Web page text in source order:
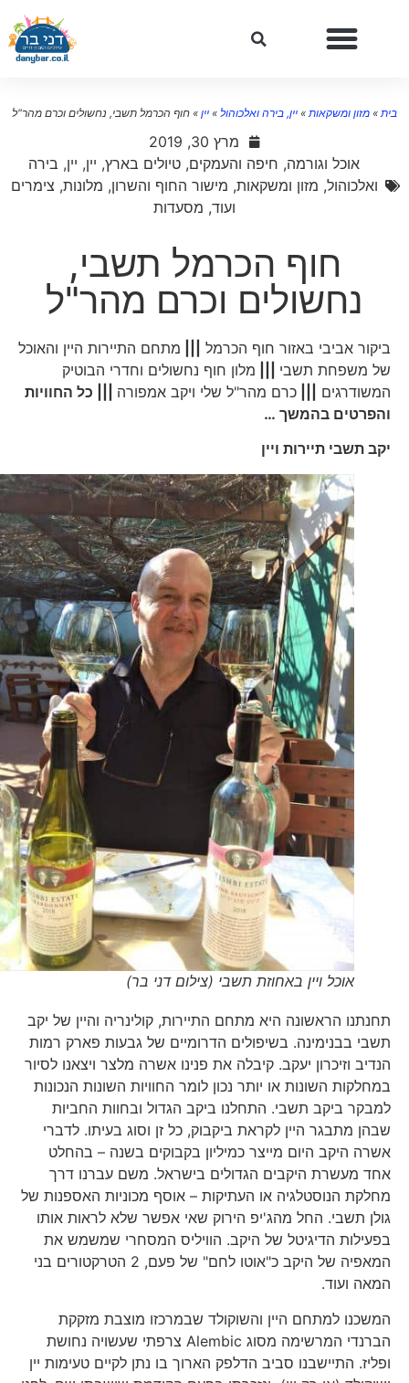
»מזון ומשקאות»יין, בירה ואלכוהול»יין »חוף הכרמל תשבי, נחשולים וכרם מהר"ל
מרץ 30, 2019
אוכל וגורמה,חיפה והעמקים,טיולים בארץ,יין, יין, בירה
ואלכוהול,מזון ומשקאות,מישור החוף והשרון,מלונות, צימרים
ועוד,מסעדות
חוף הכרמל תשבי,
נחשולים וכרם מהר"ל
ביקור אביבי באזור חוף הכרמל|||
מתחם התיירות היין והאוכל
של משפחת תשבי|||
מלון חוף נחשולים וחדרי הבוטיק
המשודרגים||| כרם מהר"ל שלי ויקב אמפורה||| כל החוויות
והפרטים בהמשך …
יקב תשבי תיירות ויין
אוכל ויין באחוזת תשבי (צילום דני בר)
תחנתנו הראשונה היא מתחם התיירות, קולינריה והיין של יקב
תשבי בבנימינה. בשיפולים הדרומיים של גבעות פארק רמות
הנדיב וזיכרון יעקב. קיבלה את פנינו אשרה מלצר ויצאנו לסיור
במחלקות השונות או יותר נכון לומר החוויות השונות הנכונות
למבקר ביקב תשבי. התחלנו ביקב הגדול ובחוות החביות
שבהן מתבגר היין לקראת ביקבוק, כל זן וסוג בעיתו. לדברי
אשרה היקב היום מייצר כמיליון בקבוקים בשנה – בהחלט
אחד מעשרת היקבים הגדולים בישראל. משם עברנו דרך
מחלקת הנוסטלגיה או העתיקות – אוסף מכוניות האספנות של
גולן תשבי. החל מהג'יפ הירוק שאי אפשר שלא לראות אותו
בפעילות הדיגיטל של היקב. הוויליס המסחרי שמשמש את
המאפיה של היקב כ"אוטו לחם" של פעם, 2 הטרקטורים בני
המאה ועוד.
המשכנו למתחם היין והשוקולד שבמרכזו מוצבת מזקקת
הברנדי המרשימה מסוג Alembic צרפתי שעשויה נחושת
ופליז. התיישבנו סביב הדלפק הארוך בו נתן לקיים טעימות יין